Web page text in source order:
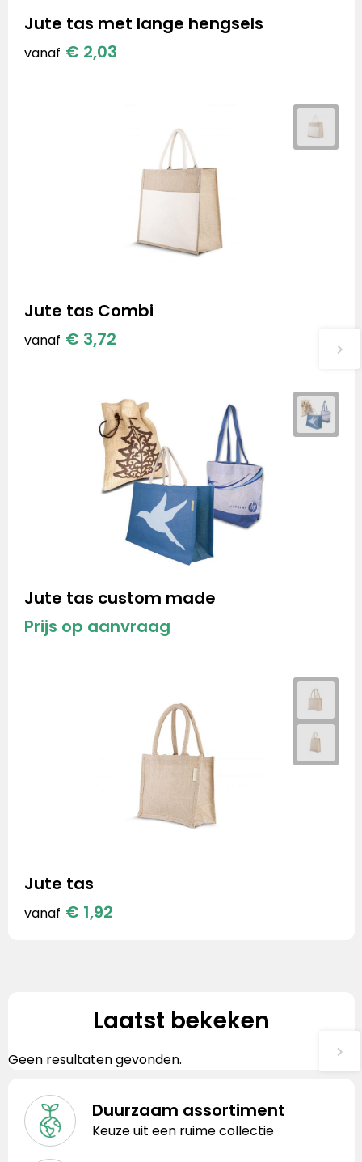
Jute tas met lange hengsels
vanaf € 2,03
Jute tas Combi
vanaf € 3,72
Jute tas custom made
Prijs op aanvraag
Jute tas
vanaf € 1,92
Laatst bekeken
Geen resultaten gevonden.
Duurzaam assortiment
Keuze uit een ruime collectie